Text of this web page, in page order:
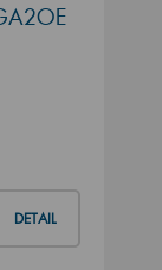
DETAIL